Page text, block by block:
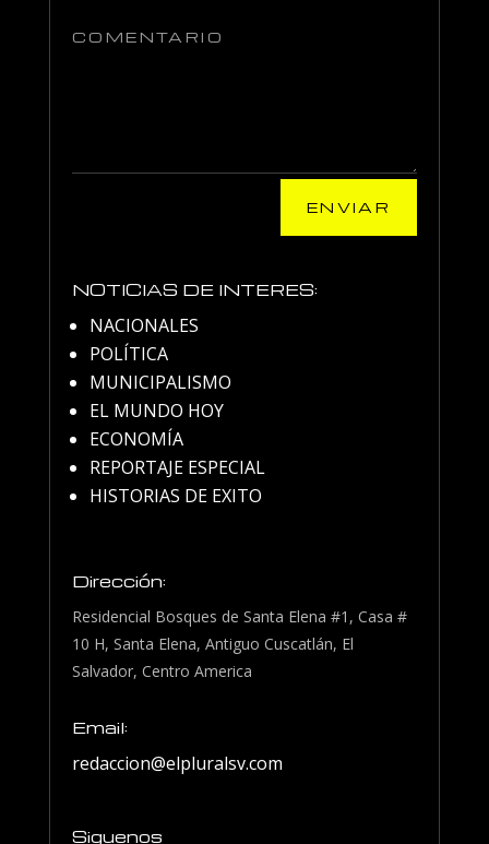
ENVIAR
NOTICIAS DE INTERES:
NACIONALES
POLÍTICA
MUNICIPALISMO
EL MUNDO HOY
ECONOMÍA
REPORTAJE ESPECIAL
HISTORIAS DE EXITO
Dirección:
Residencial Bosques de Santa Elena #1, Casa #
10 H, Santa Elena, Antiguo Cuscatlán, El
Salvador, Centro America
Email:
redaccion@elpluralsv.com
Siguenos